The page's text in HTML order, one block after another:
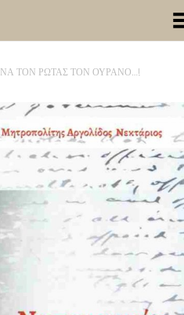
Toggle
ΝΑ ΤΟΝ ΡΩΤΑΣ ΤΟΝ ΟΥΡΑΝΟ…!